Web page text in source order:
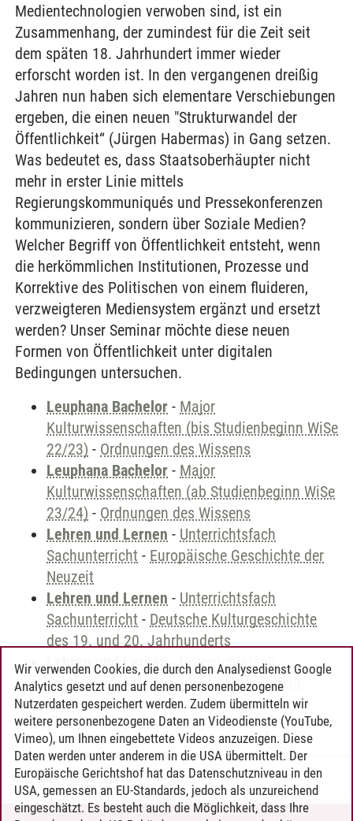
Medientechnologien verwoben sind, ist ein
Zusammenhang, der zumindest für die Zeit seit
dem späten 18. Jahrhundert immer wieder
erforscht worden ist. In den vergangenen dreißig
Jahren nun haben sich elementare Verschiebungen
ergeben, die einen neuen "Strukturwandel der
Öffentlichkeit“ (Jürgen Habermas) in Gang setzen.
Was bedeutet es, dass Staatsoberhäupter nicht
mehr in erster Linie mittels
Regierungskommuniqués und Pressekonferenzen
kommunizieren, sondern über Soziale Medien?
Welcher Begriff von Öffentlichkeit entsteht, wenn
die herkömmlichen Institutionen, Prozesse und
Korrektive des Politischen von einem fluideren,
verzweigteren Mediensystem ergänzt und ersetzt
werden? Unser Seminar möchte diese neuen
Formen von Öffentlichkeit unter digitalen
Bedingungen untersuchen.
Leuphana Bachelor - Major
Kulturwissenschaften (bis Studienbeginn WiSe
22/23) - Ordnungen des Wissens
Leuphana Bachelor - Major
Kulturwissenschaften (ab Studienbeginn WiSe
23/24) - Ordnungen des Wissens
Lehren und Lernen - Unterrichtsfach
Sachunterricht - Europäische Geschichte der
Neuzeit
Lehren und Lernen - Unterrichtsfach
Sachunterricht - Deutsche Kulturgeschichte
des 19. und 20. Jahrhunderts
Lehren und Lernen-Unterrichtsfach
Sachunterricht-Geschichte als kulturelle
Praxis
Timo Leder/30.06.2024
Wir verwenden Cookies, die durch den Analysedienst Google
Analytics gesetzt und auf denen personenbezogene
Nutzerdaten gespeichert werden. Zudem übermitteln wir
weitere personenbezogene Daten an Videodienste (YouTube,
Vimeo), um Ihnen eingebettete Videos anzuzeigen. Diese
Daten werden unter anderem in die USA übermittelt. Der
Europäische Gerichtshof hat das Datenschutzniveau in den
USA, gemessen an EU-Standards, jedoch als unzureichend
eingeschätzt. Es besteht auch die Möglichkeit, dass Ihre